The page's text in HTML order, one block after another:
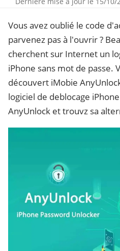
Vous avez oublié le code
parvenez pas à l'ouvrir ?
cherchent sur Internet un
iPhone sans mot de passe.
découvert iMobie
logiciel de deblocage
AnyUnlock et trouvz sa